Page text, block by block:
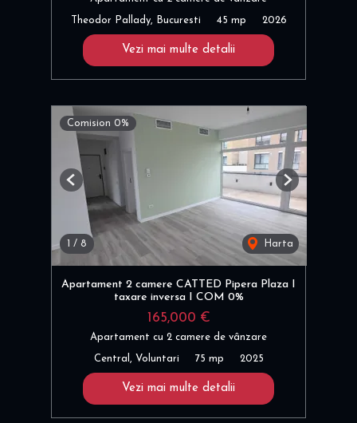
Theodor Pallady, Bucuresti 45 mp 2026
Vezi mai multe detalii
Comision 0%
1 / 8 Harta
Previous Next
Apartament 2 camere CATTED Pipera Plaza I
taxare inversa I COM 0%
165,000 €
Apartament cu 2 camere de vânzare
Central, Voluntari 75 mp 2025
Vezi mai multe detalii